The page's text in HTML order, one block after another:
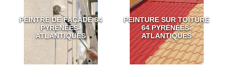
PEINTRE DE FAÇADE 64
PYRÉNÉES-
ATLANTIQUES
PEINTURE SUR TOITURE
64 PYRÉNÉES-
ATLANTIQUES